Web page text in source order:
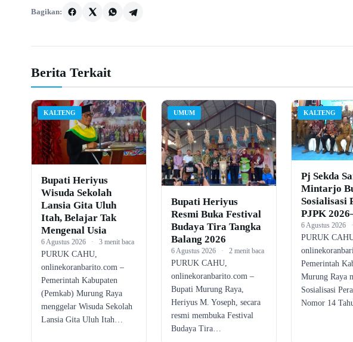
Bagikan:
Berita Terkait
KALTENG
Bupati Heriyus
Wisuda Sekolah
Lansia Gita Uluh
Itah, Belajar Tak
Mengenal Usia
6 Agustus 2026 · 3 menit baca
PURUK CAHU,
onlinekoranbarito.com –
Pemerintah Kabupaten
(Pemkab) Murung Raya
menggelar Wisuda Sekolah
Lansia Gita Uluh Itah…
UMUM
Bupati Heriyus
Resmi Buka Festival
Budaya Tira Tangka
Balang 2026
6 Agustus 2026 · 2 menit baca
PURUK CAHU,
onlinekoranbarito.com –
Bupati Murung Raya,
Heriyus M. Yoseph, secara
resmi membuka Festival
Budaya Tira…
KALTENG
Pj Sekda
Mintarjo
Sosialisasi
PJPK
6 Agustus 2026 ·
PURUK
Pemerintah
Murung Raya
Sosialisasi
Nomor 14